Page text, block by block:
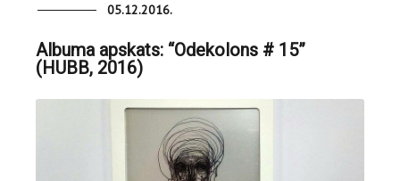
05.12.2016.
Albuma apskats: “Odekolons # 15”
(HUBB, 2016)